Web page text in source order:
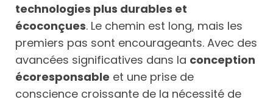
technologies plus durables et
écoconçues. Le chemin est long, mais les
premiers pas sont encourageants. Avec des
avancées significatives dans la conception
écoresponsable et une prise de
conscience croissante de la nécessité de